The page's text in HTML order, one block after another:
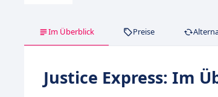
Im Überblick Preise
Justice Express: Im